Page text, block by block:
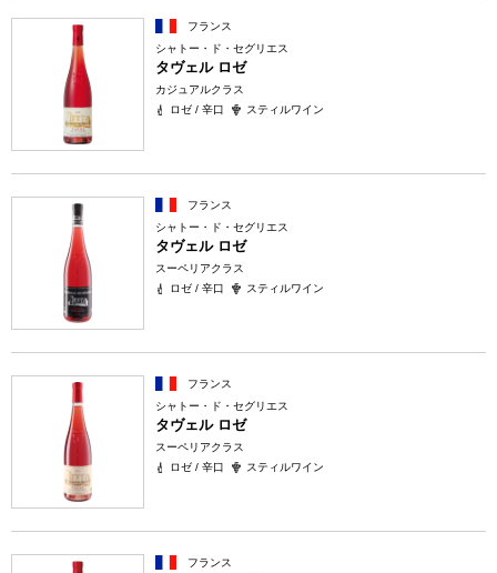
フランス
シャトー・ド・セグリエス
タヴェル ロゼ
カジュアルクラス
ロゼ / 辛口
スティルワイン
フランス
シャトー・ド・セグリエス
タヴェル ロゼ
スーペリアクラス
ロゼ / 辛口
スティルワイン
フランス
シャトー・ド・セグリエス
タヴェル ロゼ
スーペリアクラス
ロゼ / 辛口
スティルワイン
フランス